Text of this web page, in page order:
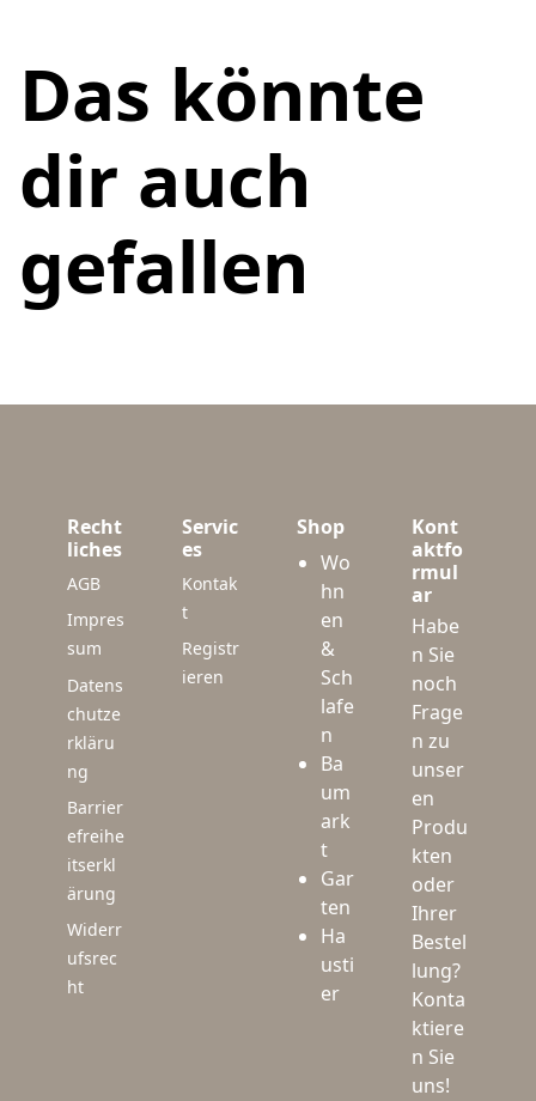
Das könnte
dir auch
gefallen
Recht
liches
AGB
Impres
sum
Datens
chutze
rkläru
ng
Barrier
efreihe
itserkl
ärung
Widerr
ufsrec
ht
Servic
es
Kontak
t
Registr
ieren
Shop
Wo
hn
en
&
Sch
lafe
n
Ba
um
ark
t
Gar
ten
Ha
usti
er
Kont
aktfo
rmul
ar
Habe
n Sie
noch
Frage
n zu
unser
en
Produ
kten
oder
Ihrer
Bestel
lung?
Konta
ktiere
n Sie
uns!